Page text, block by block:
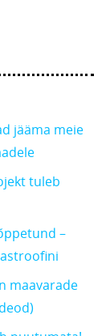
jääma meie
tuleb
–
maavarade